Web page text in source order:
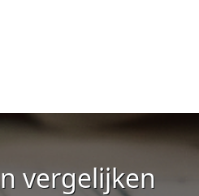
vergelijken